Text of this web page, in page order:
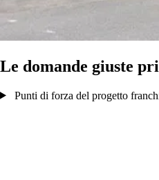
Le domande giuste
Punti di forza del progetto